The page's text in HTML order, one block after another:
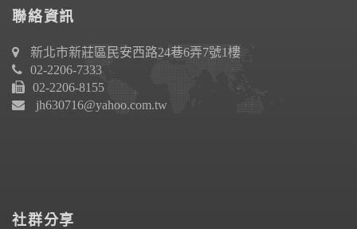
聯絡資訊
新北市新莊區民安西路24巷6弄7號1樓
02-2206-7333
02-2206-8155
jh630716@yahoo.com.tw
社群分享